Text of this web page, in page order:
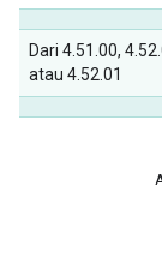
Dari 4.51.00,
atau 4.52.01